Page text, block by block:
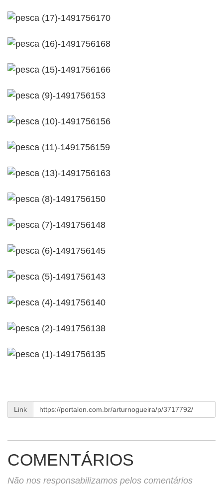
Link
COMENTÁRIOS
Não nos responsabilizamos pelos comentários